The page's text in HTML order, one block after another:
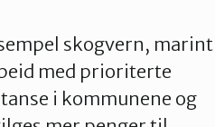
skogvern, marint
med prioriterte
i kommunene og